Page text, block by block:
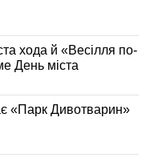
хода й «Весілля по-
День міста
«Парк Дивотварин»